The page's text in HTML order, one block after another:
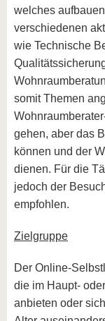
welches
verschiedenen
wie Technische
somit Themen
gehen, aber das
können und der
dienen. Für die
jedoch der
empfohlen.
Zielgruppe
Der Online-
die im Haupt-
anbieten oder